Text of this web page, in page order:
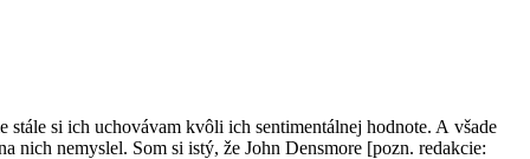
si ich uchovávam kvôli ich sentimentálnej hodnote. A všade
nich nemyslel. Som si istý, že John Densmore [pozn. redakcie: